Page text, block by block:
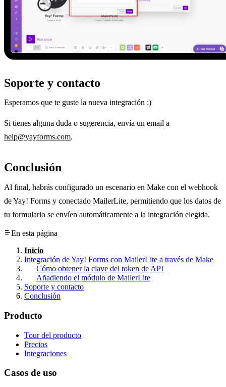
Soporte y contacto
Esperamos que te guste la nueva integración :)
Si tienes alguna duda o sugerencia, envía un email a
help@yayforms.com.
Conclusión
Al final, habrás configurado un escenario en Make con el webhook
de Yay! Forms y conectado MailerLite, permitiendo que los datos de
tu formulario se envíen automáticamente a la integración elegida.
En esta página
Inicio
Integración de Yay! Forms con MailerLite a través de Make
Cómo obtener la clave del token de API
Añadiendo el módulo de MailerLite
Soporte y contacto
Conclusión
Producto
Tour del producto
Precios
Integraciones
Casos de uso